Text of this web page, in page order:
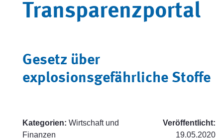
Transparenzportal
Gesetz über
explosionsgefährliche Stoffe
Kategorien: Wirtschaft und
Finanzen
Veröffentlicht:
19.05.2020